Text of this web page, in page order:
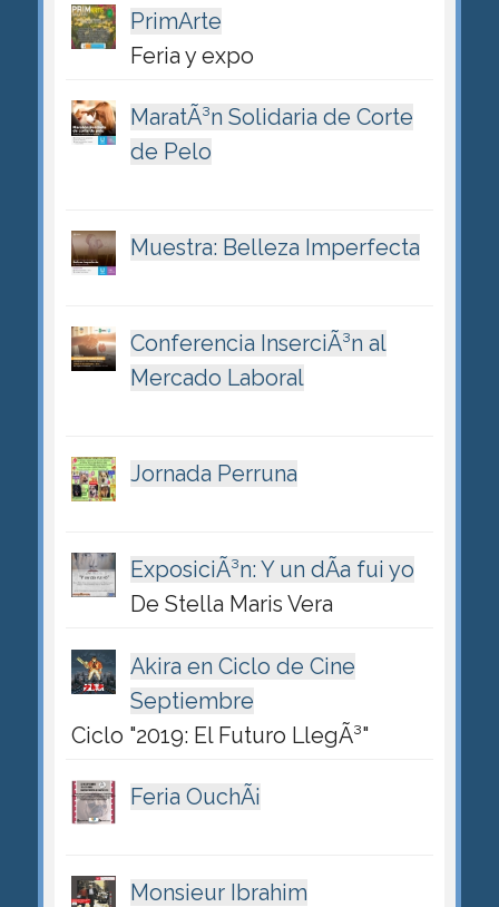
PrimArte
Feria y expo
MaratÃ³n Solidaria de Corte
de Pelo
Muestra: Belleza Imperfecta
Conferencia InserciÃ³n al
Mercado Laboral
Jornada Perruna
ExposiciÃ³n: Y un dÃ­a fui yo
De Stella Maris Vera
Akira en Ciclo de Cine
Septiembre
Ciclo "2019: El Futuro LlegÃ³"
Feria OuchÃ¡
Monsieur Ibrahim